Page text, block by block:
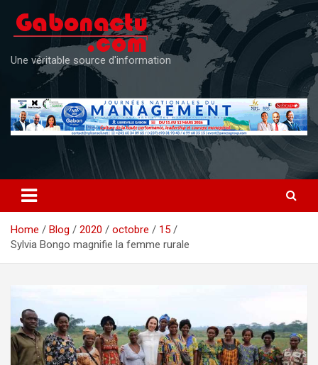
content
Une véritable source d'information
Home Blog 2020 octobre
15
Sylvia Bongo magnifie la femme rurale